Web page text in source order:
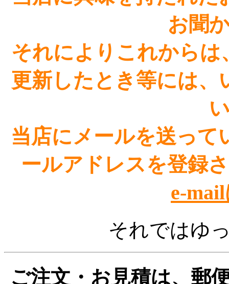
お聞
それによりこれから
更新したとき等には、
当店にメールを送っ
ールアドレスを登録
e-
それではゆ
ご注文・お見積は、郵